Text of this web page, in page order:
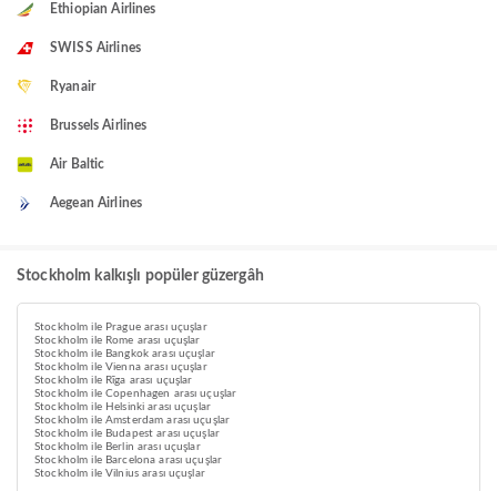
Ethiopian Airlines
SWISS Airlines
Ryanair
Brussels Airlines
Air Baltic
Aegean Airlines
Stockholm kalkışlı popüler güzergâh
Stockholm ile Prague arası uçuşlar
Stockholm ile Rome arası uçuşlar
Stockholm ile Bangkok arası uçuşlar
Stockholm ile Vienna arası uçuşlar
Stockholm ile Rīga arası uçuşlar
Stockholm ile Copenhagen arası uçuşlar
Stockholm ile Helsinki arası uçuşlar
Stockholm ile Amsterdam arası uçuşlar
Stockholm ile Budapest arası uçuşlar
Stockholm ile Berlin arası uçuşlar
Stockholm ile Barcelona arası uçuşlar
Stockholm ile Vilnius arası uçuşlar